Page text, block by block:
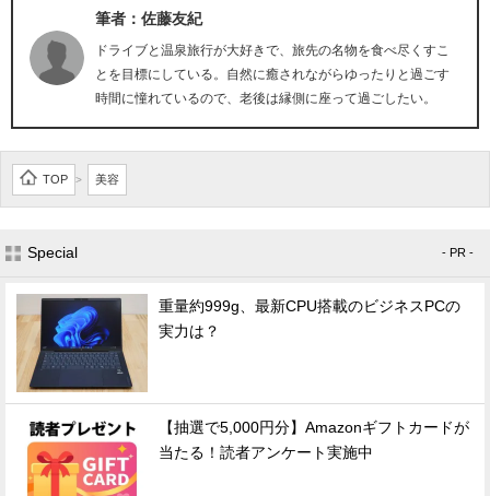
筆者：佐藤友紀
ドライブと温泉旅行が大好きで、旅先の名物を食べ尽くすこ
とを目標にしている。自然に癒されながらゆったりと過ごす
時間に憧れているので、老後は縁側に座って過ごしたい。
TOP > 美容
Special - PR -
重量約999g、最新CPU搭載のビジネスPCの
実力は？
【抽選で5,000円分】Amazonギフトカードが
当たる！読者アンケート実施中